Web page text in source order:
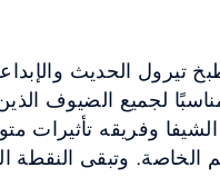
تيرول الحديث
لجميع الضيوف
وفريقه تأثيرات
الخاصة. وتبقى النقطة